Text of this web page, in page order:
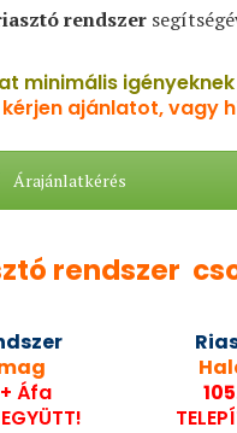
rendszer
minimális
kérjen ajánlatot, vagy
Árajánlatkérés
rendszer
Áfa